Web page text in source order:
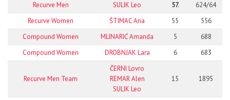
Recurve Men
SULIK Leo 57.
624/64
Recurve Women
ŠTIMAC Ana 55
556
Compound Women
MLINARIĆ Amanda 5
688
Compound Women
DROBNJAK Lara 6 683
Recurve Men Team
ČERNI Lovro
REMAR Alen
SULIK Leo
15 1895